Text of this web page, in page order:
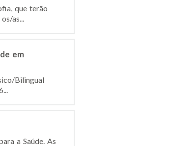
que terão
as...
em
Bilingual
a Saúde. As